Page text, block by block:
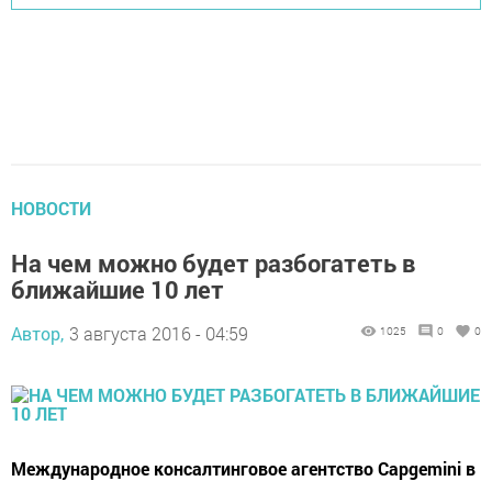
НОВОСТИ
На чем можно будет разбогатеть в
ближайшие 10 лет
Автор, 3 августа 2016 - 04:59 1025 0 0
Международное консалтинговое агентство Capgemini в